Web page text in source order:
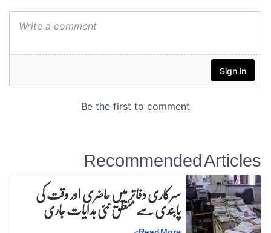
Recommended Articles
سرکاری دفاتر میں حاضری اور وقت کی
پابندی سے متعلق نئی ہدایات جاری